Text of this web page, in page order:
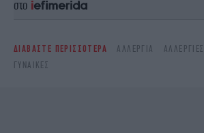
στο
ΔΙΑΒΑΣΤΕ ΠΕΡΙΣΣΟΤΕΡΑ ΑΛΛΕΡΓΊΑ ΑΛΛΕΡΓΊΕΣ
ΓΥΝΑΊΚΕΣ